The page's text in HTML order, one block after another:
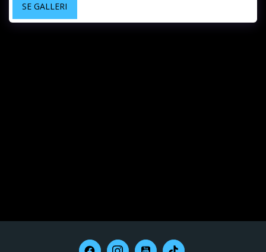
SE GALLERI